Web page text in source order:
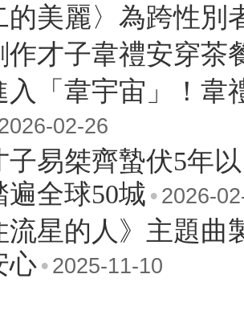
的美麗〉為跨性別
作才子韋禮安穿茶
入「韋宇宙」！韋
02-26
子易桀齊蟄伏5年
遍全球50城 • 2026-
流星的人》主題
心 • 2025-11-10